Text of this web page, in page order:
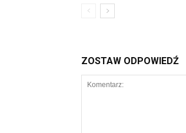
ZOSTAW ODPOWIEDŹ